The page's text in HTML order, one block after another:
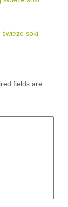
świeże soki
fields are